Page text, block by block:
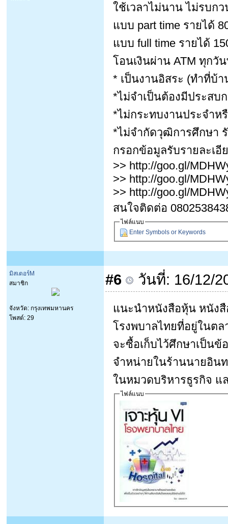
ใช้เวลาไม่นาน ไม่รบก
แบบ part time รายได้
แบบ full time รายได้
โอนเงินผ่าน ATM ทุกวั
* เป็นงานอิสระ (ทำที่บ้า
*ไม่จำเป็นต้องมีประส
*ไม่กระทบงานประจำห
*ไม่จำกัดวุฒิการศึกษา
กรอกข้อมูลรับรายละเอี
>> http://goo.gl/
>> http://goo.gl/
>> http://goo.gl/
สนใจติดต่อ
ไฟล์แนบ
Enter Symbols or Keywords
มิสเตอร์M
สมาชิก
จังหวัด: กรุงเทพมหานคร
โพสต์: 29
#6 วันที่: 16/12/
แนะนำหนังสือหุ้น หนังสื
โรงพบาลไทยที่อยู่ในต
จะซื้อเก็บไว้ศึกษาเป็นข้
จำหน่ายในร้านนายอิน
ในหมวดบริหารธูรกิจ แ
ไฟล์แนบ